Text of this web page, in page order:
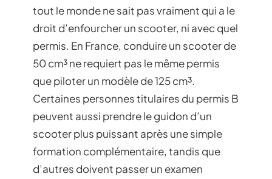
tout le monde ne sait pas vraiment qui a le
droit d’enfourcher un scooter, ni avec quel
permis. En France, conduire un scooter de
50 cm³ ne requiert pas le même permis
que piloter un modèle de 125 cm³.
Certaines personnes titulaires du permis B
peuvent aussi prendre le guidon d’un
scooter plus puissant après une simple
formation complémentaire, tandis que
d’autres doivent passer un examen